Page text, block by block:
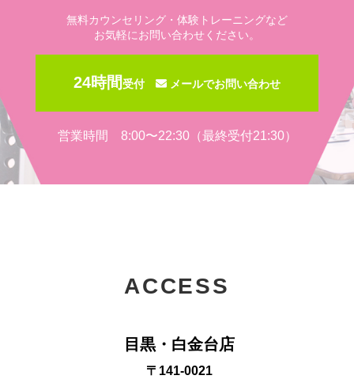
無料カウンセリング・体験トレーニングなど
お気軽にお問い合わせください。
24時間受付 メールでお問い合わせ
営業時間 8:00〜22:30（最終受付21:30）
ACCESS
目黒・白金台店
〒141-0021